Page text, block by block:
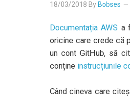
18/03/2018 By Bobses
Documentația AWS a
oricine care crede că
un cont GitHub, să
conține instrucțiunile
Când cineva care